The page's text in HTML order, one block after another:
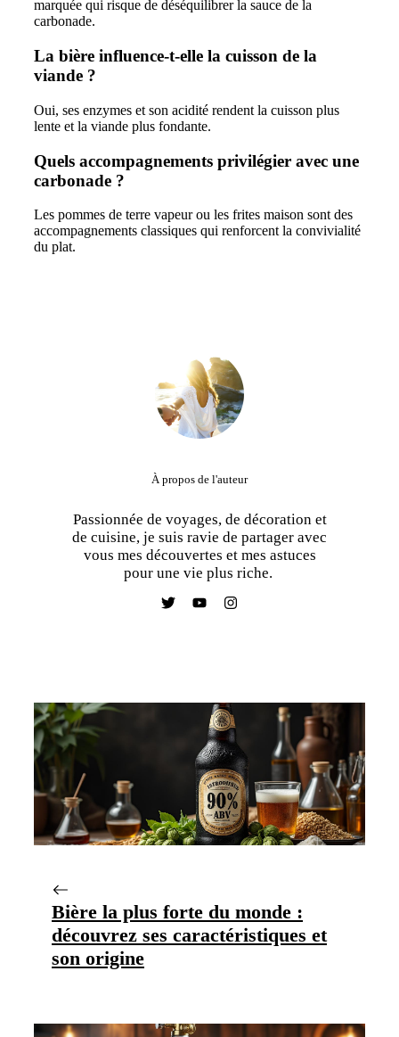
marquée qui risque de déséquilibrer la sauce de la
carbonade.
La bière influence-t-elle la cuisson de la
viande ?
Oui, ses enzymes et son acidité rendent la cuisson plus
lente et la viande plus fondante.
Quels accompagnements privilégier avec une
carbonade ?
Les pommes de terre vapeur ou les frites maison sont des
accompagnements classiques qui renforcent la convivialité
du plat.
À propos de l'auteur
Passionnée de voyages, de décoration et
de cuisine, je suis ravie de partager avec
vous mes découvertes et mes astuces
pour une vie plus riche.
Bière la plus forte du monde :
découvrez ses caractéristiques et
son origine